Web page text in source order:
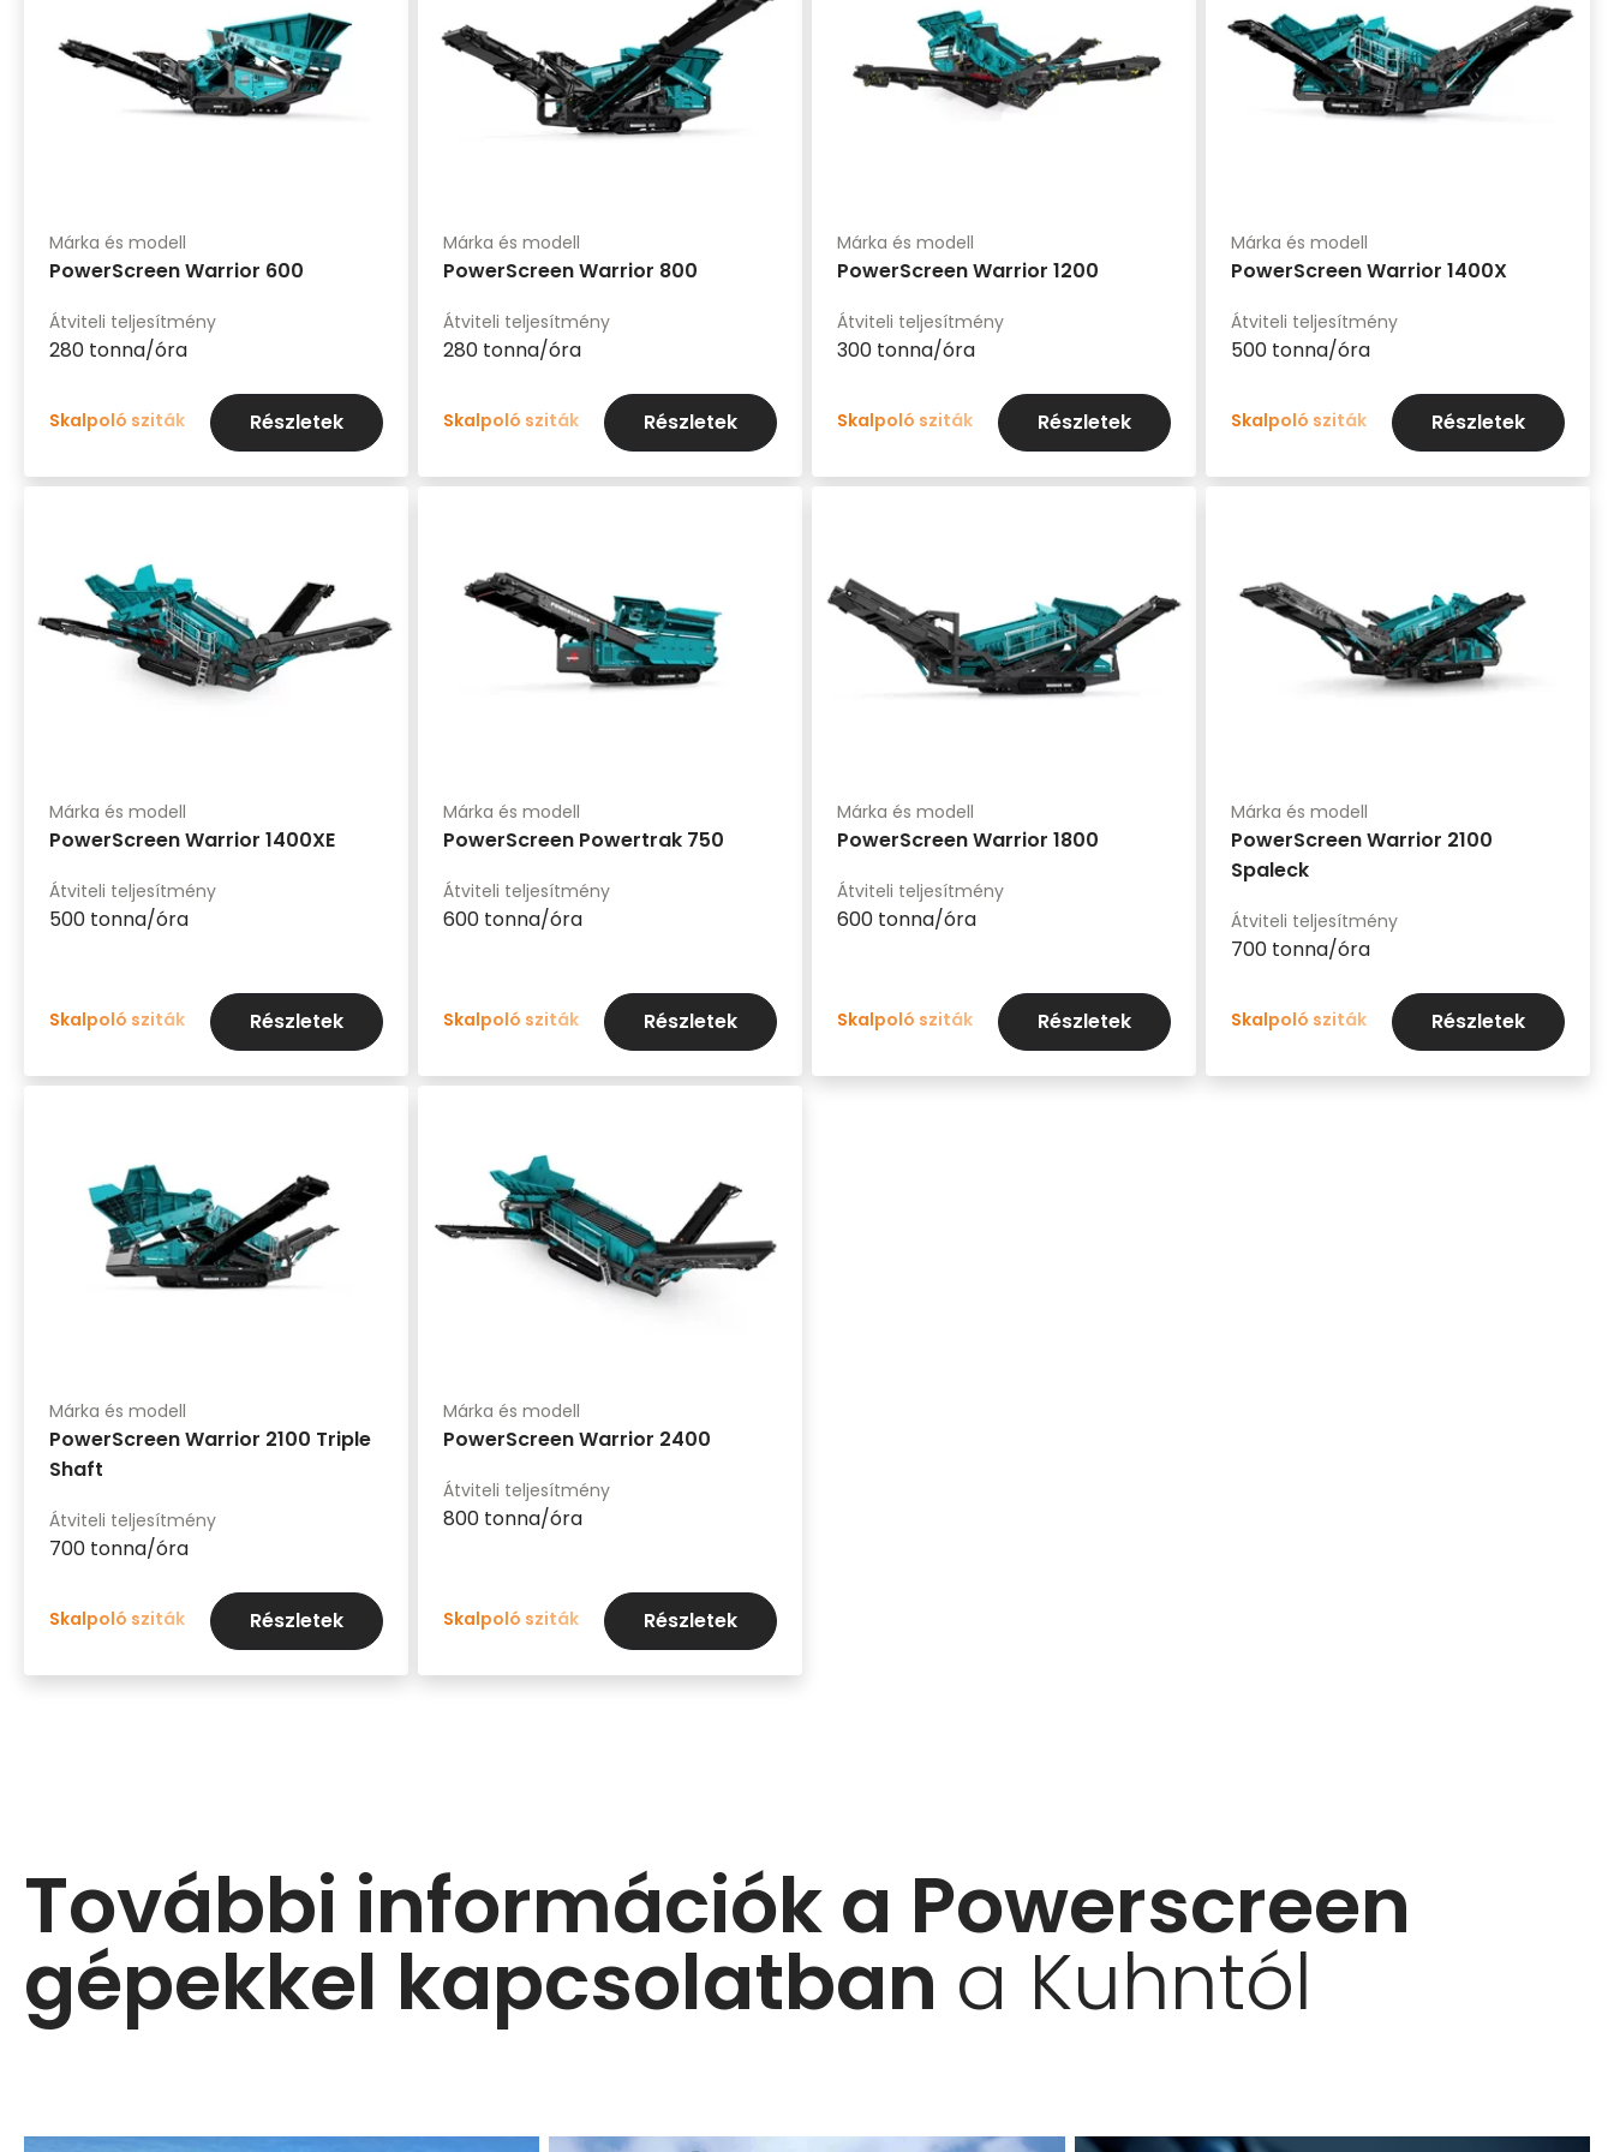
Márka és modell
PowerScreen Warrior 600
Átviteli teljesítmény
280 tonna/óra
Skalpoló sziták Részletek
Márka és modell
PowerScreen Warrior 800
Átviteli teljesítmény
280 tonna/óra
Skalpoló sziták Részletek
Márka és modell
PowerScreen Warrior 1200
Átviteli teljesítmény
300 tonna/óra
Skalpoló sziták Részletek
Márka és modell
PowerScreen Warrior 1400X
Átviteli teljesítmény
500 tonna/óra
Skalpoló sziták Részletek
Márka és modell
PowerScreen Warrior 1400XE
Átviteli teljesítmény
500 tonna/óra
Skalpoló sziták Részletek
Márka és modell
PowerScreen Powertrak 750
Átviteli teljesítmény
600 tonna/óra
Skalpoló sziták Részletek
Márka és modell
PowerScreen Warrior 1800
Átviteli teljesítmény
600 tonna/óra
Skalpoló sziták Részletek
Márka és modell
PowerScreen Warrior 2100
Spaleck
Átviteli teljesítmény
700 tonna/óra
Skalpoló sziták Részletek
Márka és modell
PowerScreen Warrior 2100 Triple
Shaft
Átviteli teljesítmény
700 tonna/óra
Skalpoló sziták Részletek
Márka és modell
PowerScreen Warrior 2400
Átviteli teljesítmény
800 tonna/óra
Skalpoló sziták Részletek
További információk a Powerscreen
gépekkel kapcsolatban a Kuhntól